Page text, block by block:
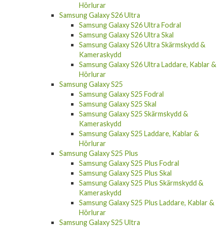
Hörlurar
Samsung Galaxy S26 Ultra
Samsung Galaxy S26 Ultra Fodral
Samsung Galaxy S26 Ultra Skal
Samsung Galaxy S26 Ultra Skärmskydd &
Kameraskydd
Samsung Galaxy S26 Ultra Laddare, Kablar &
Hörlurar
Samsung Galaxy S25
Samsung Galaxy S25 Fodral
Samsung Galaxy S25 Skal
Samsung Galaxy S25 Skärmskydd &
Kameraskydd
Samsung Galaxy S25 Laddare, Kablar &
Hörlurar
Samsung Galaxy S25 Plus
Samsung Galaxy S25 Plus Fodral
Samsung Galaxy S25 Plus Skal
Samsung Galaxy S25 Plus Skärmskydd &
Kameraskydd
Samsung Galaxy S25 Plus Laddare, Kablar &
Hörlurar
Samsung Galaxy S25 Ultra